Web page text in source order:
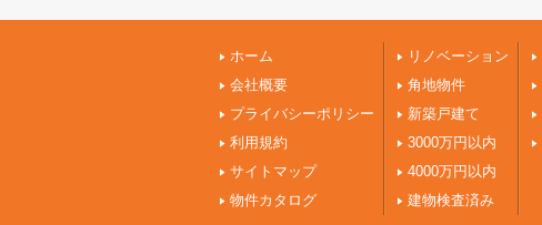
ホーム
会社概要
プライバシーポリシー
利用規約
サイトマップ
物件カタログ
リノベーション
角地物件
新築戸建て
3000万円以内
4000万円以内
建物検査済み